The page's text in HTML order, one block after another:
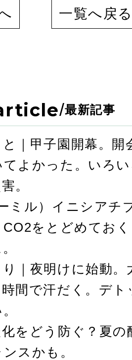
一覧へ戻
/最新記事
と｜甲子園開幕。
よかった。いろ
。
ミル）イニシアチ
CO2をとどめてお
｜夜明けに始動
間で汗だく。デ
をどう防ぐ？夏
スかも。